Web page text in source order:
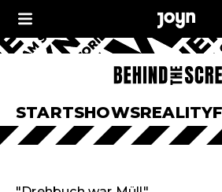
STARTSHOWSREALITY